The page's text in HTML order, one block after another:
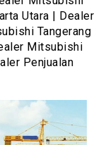
Utara | Dealer
Tangerang
Mitsubishi
Penjualan